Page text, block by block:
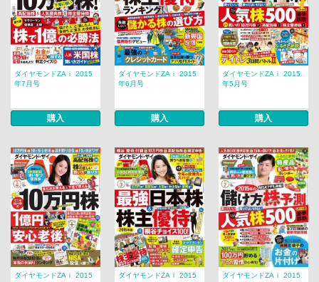
ダイヤモンドZAｉ 2015
年7月号
購入
ダイヤモンドZAｉ 2015
年6月号
購入
ダイヤモンドZAｉ 2015
年5月号
購入
ダイヤモンドZAｉ 2015
ダイヤモンドZAｉ 2015
ダイヤモンドZAｉ 2015